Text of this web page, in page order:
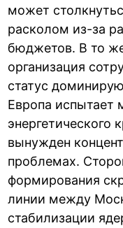
может
расколом из-за
бюджетов. В то
организация
статус
Европа испытает
энергетического
вынужден
проблемах.
формирования
линии между
стабилизации